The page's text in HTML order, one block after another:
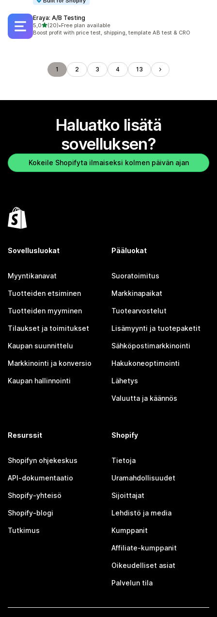
Eraya: A/B Testing
5,0/ 5 tähteä
(20)
20 arvostelua yhteensä
•Free plan available
Boost profit with price test, shipping, template AB test & CRO
1 2 3 4 13
Haluatko lisätä
sovelluksen?
Kokeile Shopifyta ilmaiseksi kolmen päivän ajan
Sovellusluokat
Myyntikanavat
Tuotteiden etsiminen
Tuotteiden myyminen
Tilaukset ja toimitukset
Kaupan suunnittelu
Markkinointi ja konversio
Kaupan hallinnointi
Pääluokat
Suoratoimitus
Markkinapaikat
Tuotearvostelut
Lisämyynti ja tuotepaketit
Sähköpostimarkkinointi
Hakukoneoptimointi
Lähetys
Valuutta ja käännös
Resurssit
Shopifyn ohjekeskus
API-dokumentaatio
Shopify-yhteisö
Shopify-blogi
Tutkimus
Shopify
Tietoja
Uramahdollisuudet
Sijoittajat
Lehdistö ja media
Kumppanit
Affiliate-kumppanit
Oikeudelliset asiat
Palvelun tila